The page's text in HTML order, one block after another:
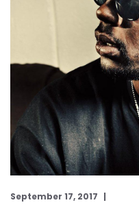
September 17, 2017